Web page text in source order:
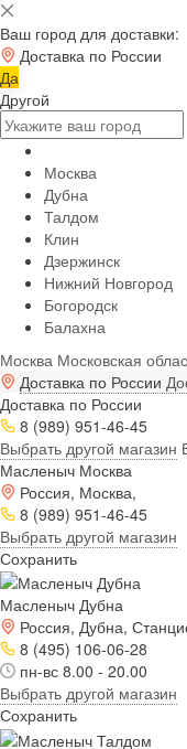
Ваш город для доставки:
Доставка по России
Да
Другой
Москва
Дубна
Талдом
Клин
Дзержинск
Нижний Новгород
Богородск
Балахна
Москва Московская
Доставка по России
Доставка по России
8 (989) 951-46-45
Выбрать другой магазин
Масленыч Москва
Россия, Москва,
8 (989) 951-46-45
Выбрать другой магазин
Сохранить
Масленыч Дубна
Россия, Дубна,
8 (495) 106-06-28
пн-вс 8.00 - 20.00
Выбрать другой магазин
Сохранить